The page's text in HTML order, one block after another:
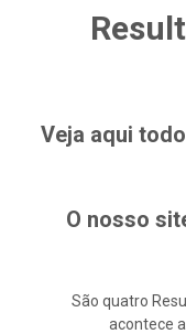
Veja aqui
O nosso
São quatro
acontece